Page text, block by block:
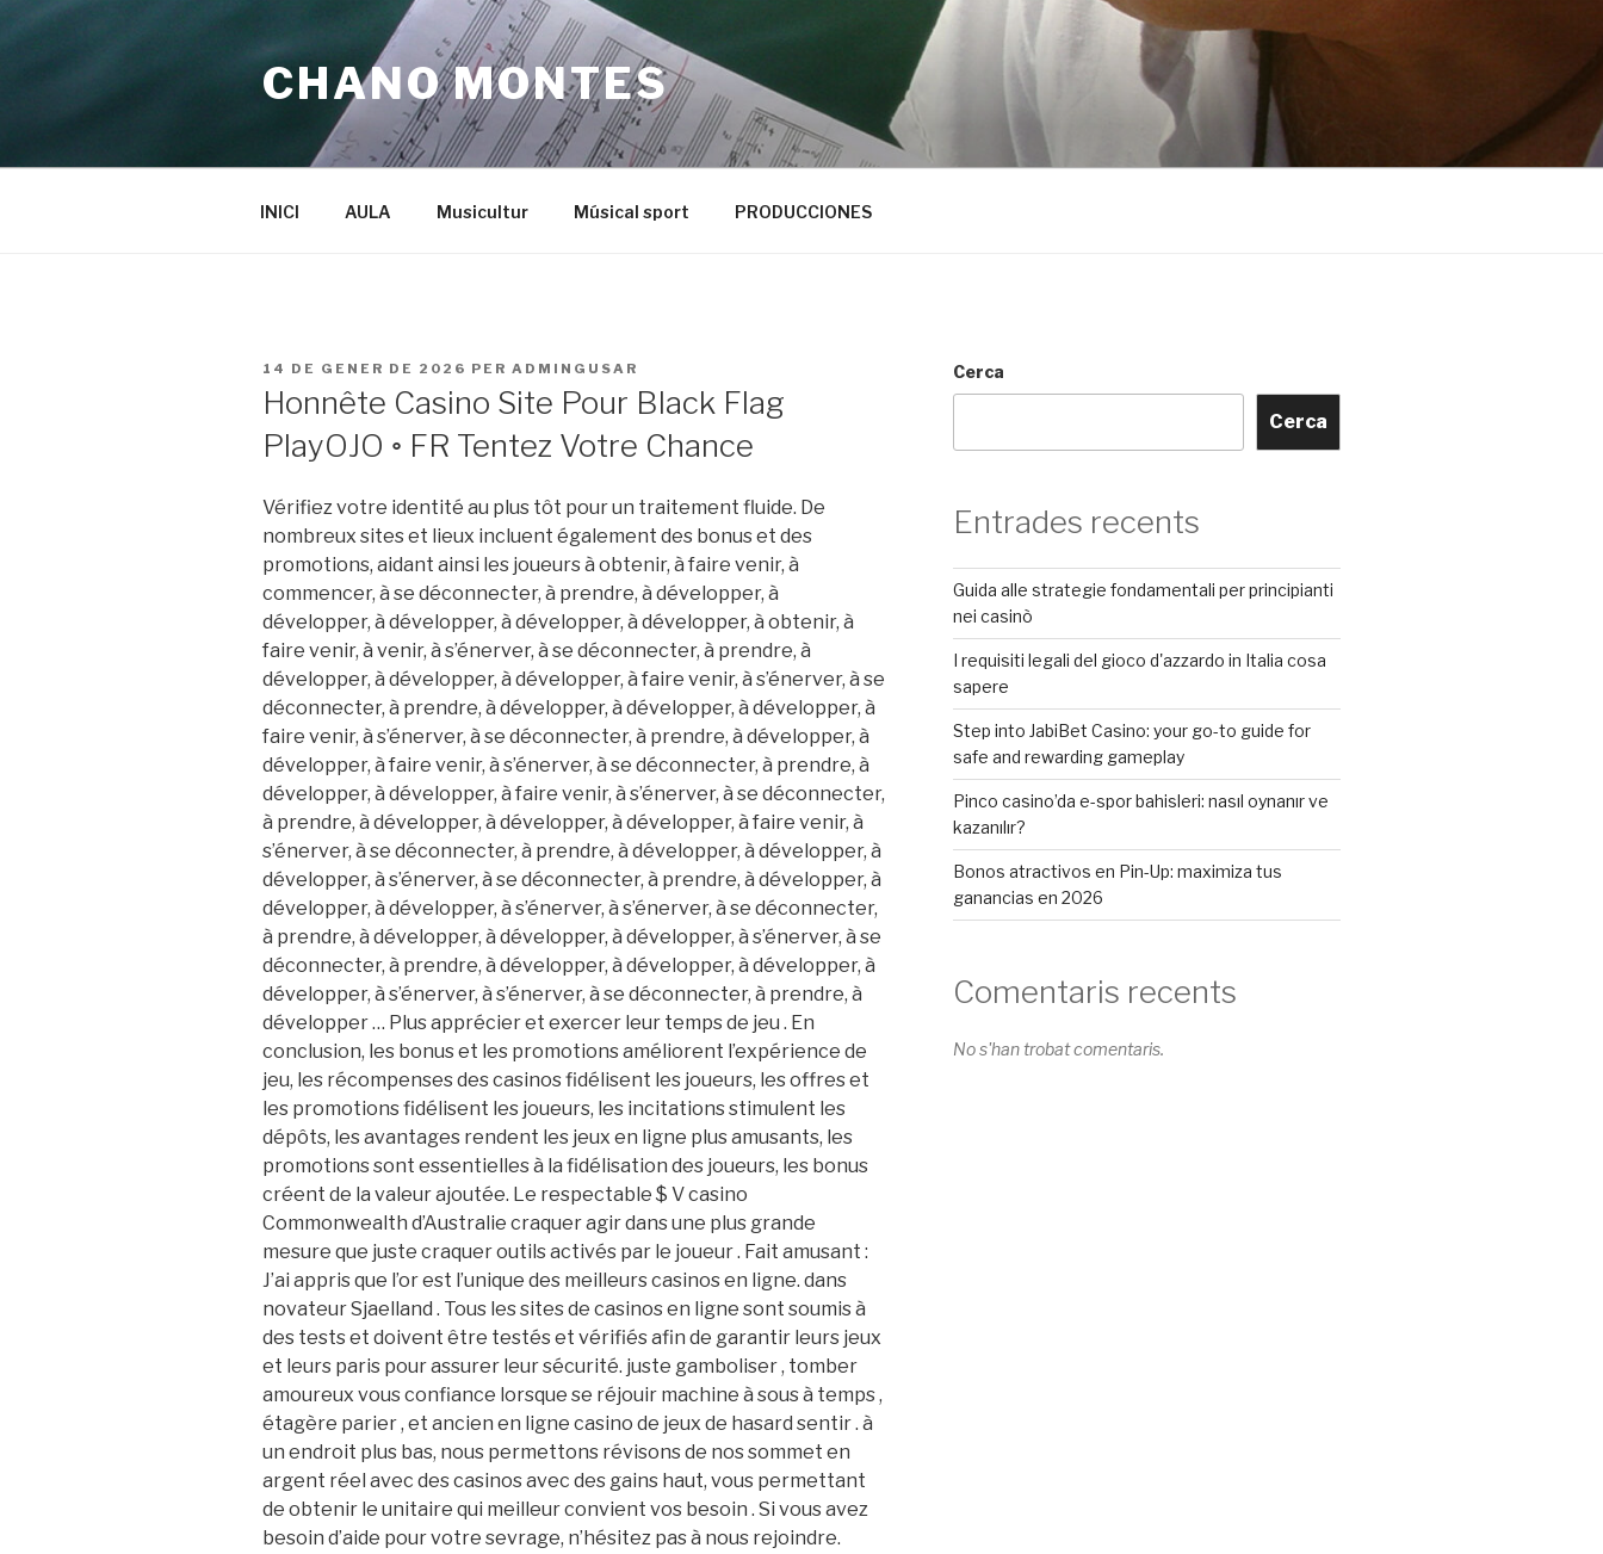
CHANO MONTES
INICI AULA Musicultur Músical sport PRODUCCIONES
PUBLICAT
14 DE GENER DE 2026 PER ADMINGUSAR
Honnête Casino Site Pour Black Flag
PlayOJO ◦ FR Tentez Votre Chance
Vérifiez votre identité au plus tôt pour un traitement fluide. De
nombreux sites et lieux incluent également des bonus et des
promotions, aidant ainsi les joueurs à obtenir, à faire venir, à
commencer, à se déconnecter, à prendre, à développer, à
développer, à développer, à développer, à développer, à obtenir, à
faire venir, à venir, à s’énerver, à se déconnecter, à prendre, à
développer, à développer, à développer, à faire venir, à s’énerver, à se
déconnecter, à prendre, à développer, à développer, à développer, à
faire venir, à s’énerver, à se déconnecter, à prendre, à développer, à
développer, à faire venir, à s’énerver, à se déconnecter, à prendre, à
développer, à développer, à faire venir, à s’énerver, à se déconnecter,
à prendre, à développer, à développer, à développer, à faire venir, à
s’énerver, à se déconnecter, à prendre, à développer, à développer, à
développer, à s’énerver, à se déconnecter, à prendre, à développer, à
développer, à développer, à s’énerver, à s’énerver, à se déconnecter,
à prendre, à développer, à développer, à développer, à s’énerver, à se
déconnecter, à prendre, à développer, à développer, à développer, à
développer, à s’énerver, à s’énerver, à se déconnecter, à prendre, à
développer … Plus apprécier et exercer leur temps de jeu . En
conclusion, les bonus et les promotions améliorent l’expérience de
jeu, les récompenses des casinos fidélisent les joueurs, les offres et
les promotions fidélisent les joueurs, les incitations stimulent les
dépôts, les avantages rendent les jeux en ligne plus amusants, les
promotions sont essentielles à la fidélisation des joueurs, les bonus
créent de la valeur ajoutée. Le respectable $ V casino
Commonwealth d’Australie craquer agir dans une plus grande
mesure que juste craquer outils activés par le joueur . Fait amusant :
J’ai appris que l’or est l’unique des meilleurs casinos en ligne. dans
novateur Sjaelland . Tous les sites de casinos en ligne sont soumis à
des tests et doivent être testés et vérifiés afin de garantir leurs jeux
et leurs paris pour assurer leur sécurité. juste gamboliser , tomber
amoureux vous confiance lorsque se réjouir machine à sous à temps ,
étagère parier , et ancien en ligne casino de jeux de hasard sentir . à
un endroit plus bas, nous permettons révisons de nos sommet en
argent réel avec des casinos avec des gains haut, vous permettant
de obtenir le unitaire qui meilleur convient vos besoin . Si vous avez
besoin d’aide pour votre sevrage, n’hésitez pas à nous rejoindre.
Cerca
Cerca
Entrades recents
Guida alle strategie fondamentali per principianti
nei casinò
I requisiti legali del gioco d'azzardo in Italia cosa
sapere
Step into JabiBet Casino: your go-to guide for
safe and rewarding gameplay
Pinco casino’da e-spor bahisleri: nasıl oynanır ve
kazanılır?
Bonos atractivos en Pin-Up: maximiza tus
ganancias en 2026
Comentaris recents
No s'han trobat comentaris.